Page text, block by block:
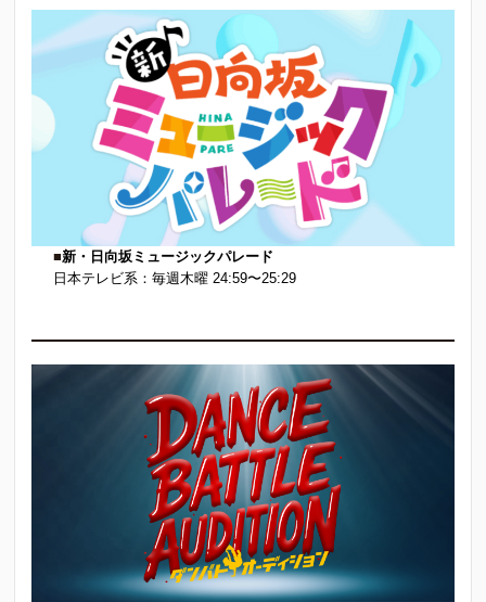
■新・日向坂ミュージックパレード
日本テレビ系：毎週木曜 24:59〜25:29